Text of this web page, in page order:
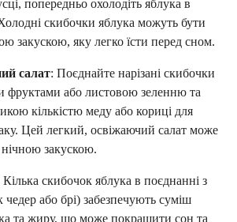
попередньо охолодіть яблука в
скибочки яблука можуть бути
закускою, яку легко їсти перед сном.
салат: Поєднайте нарізані скибочки
фруктами або листовою зеленню та
кількістю меду або кориці для
Цей легкий, освіжаючий салат може
закускою.
Кілька скибочок яблука в поєднанні з
або брі) забезпечують суміш
та жиру, що може покращити сон та